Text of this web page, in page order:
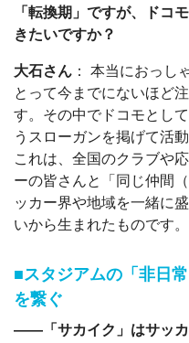
「転換期」ですが、ドコ
きたいですか？
大石さん ： 本当におっし
とって今までにないほど
す。その中でドコモとし
うスローガンを掲げて活
これは、全国のクラブや
ーの皆さんと「同じ仲間
ッカー界や地域を一緒に
いから生まれたものです。
■スタジアムの「非日
を繋ぐ
――「サカイク」はサッカ